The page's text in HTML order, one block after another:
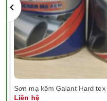
Sơn mạ kẽm Galant Hard
Liên hệ